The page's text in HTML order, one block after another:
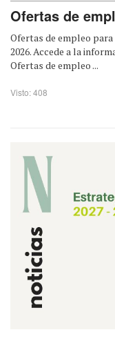
Ofertas de
Ofertas de empleo para
2026. Accede a la
Ofertas de empleo ...
Visto: 408